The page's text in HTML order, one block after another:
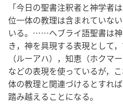
「今日の聖書注釈者と神学者
位一体の教理は含まれていな
いる。……ヘブライ語聖書は
き，神を具現する表現として
（ルーアハ），知恵（ホクマ
などの表現を使っているが，
体の教理と関連づけるとすれ
踏み越えることになる。